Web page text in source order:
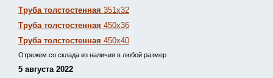
Труба толстостенная 351х32
Труба толстостенная 450х36
Труба толстостенная 450х40
Отрежем со склада из наличия в любой размер
5 августа 2022